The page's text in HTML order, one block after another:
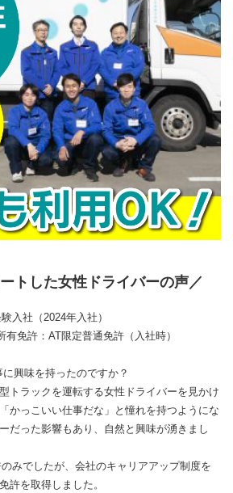
トした女性ドライバーの声／
入社（2024年入社）
免許：AT限定普通免許（入社時）
興味を持ったのですか？
トラックを運転する女性ドライバーを見かけ
かっこいい仕事だな」と憧れを持つようにな
だった影響もあり、自然と興味が湧きまし
みでしたが、会社のキャリアアップ制度を
許を取得しました。